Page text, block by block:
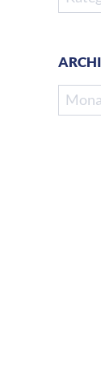
Archiv